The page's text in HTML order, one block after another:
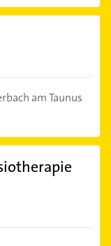
am Taunus